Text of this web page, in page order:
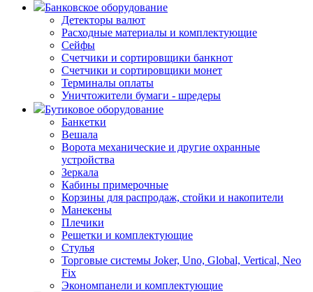
Банковское оборудование
Детекторы валют
Расходные материалы и комплектующие
Сейфы
Счетчики и сортировщики банкнот
Счетчики и сортировщики монет
Терминалы оплаты
Уничтожители бумаги - шредеры
Бутиковое оборудование
Банкетки
Вешала
Ворота механические и другие охранные
устройства
Зеркала
Кабины примерочные
Корзины для распродаж, стойки и накопители
Манекены
Плечики
Решетки и комплектующие
Стулья
Торговые системы Joker, Uno, Global, Vertical, Neo
Fix
Экономпанели и комплектующие